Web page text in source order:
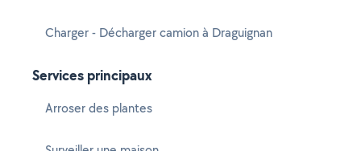
Charger - Décharger camion à Draguignan
Services principaux
Arroser des plantes